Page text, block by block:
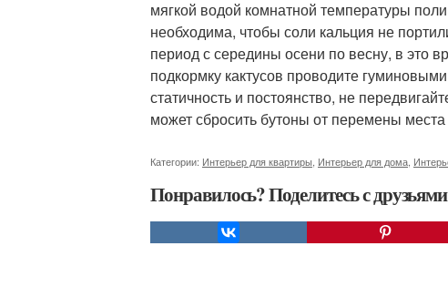
мягкой водой комнатной температуры
необходима, чтобы соли кальция не
период с середины осени по весну, в это
подкормку кактусов проводите
статичность и постоянство, не
может сбросить бутоны от перемены
Категории: Интерьер для квартиры Интерьер для дома
Понравилось? Поделитесь с